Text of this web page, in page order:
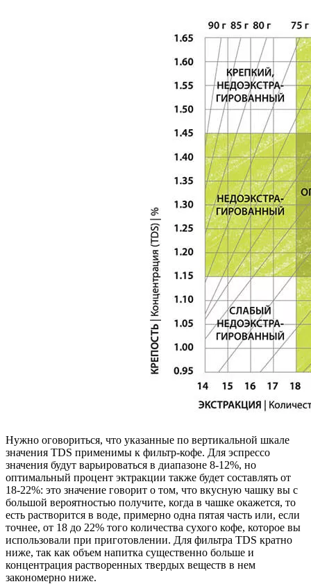
Нужно оговориться, что указанные по вертикальной шкале
значения TDS применимы к фильтр-кофе. Для эспрессо
значения будут варьироваться в диапазоне 8-12%, но
оптимальный процент эктракции также будет составлять от
18-22%: это значение говорит о том, что вкусную чашку вы с
большой вероятностью получите, когда в чашке окажется, то
есть растворится в воде, примерно одна пятая часть или, если
точнее, от 18 до 22% того количества сухого кофе, которое вы
использовали при приготовлении. Для фильтра TDS кратно
ниже, так как объем напитка существенно больше и
концентрация растворенных твердых веществ в нем
закономерно ниже.